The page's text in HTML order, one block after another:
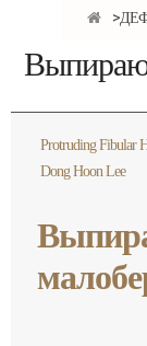
Protruding Fibular
Dong Hoon Lee